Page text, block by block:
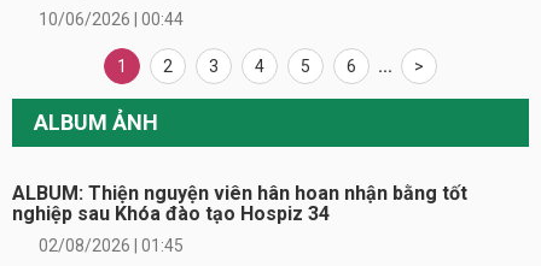
10/06/2026 | 00:44
1 2 3 4 5 6 ... >
ALBUM ẢNH
ALBUM: Thiện nguyện viên hân hoan nhận bằng tốt
nghiệp sau Khóa đào tạo Hospiz 34
02/08/2026 | 01:45